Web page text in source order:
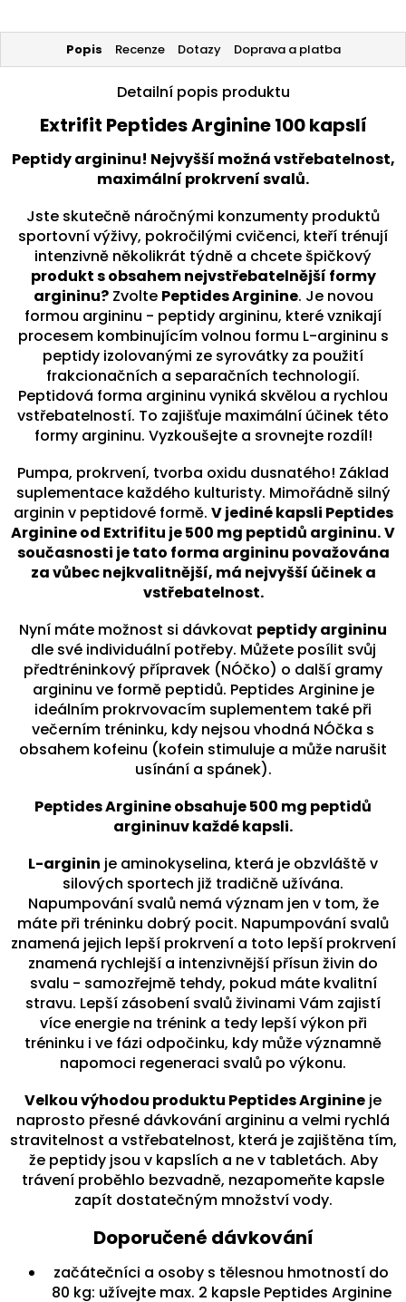
Popis Recenze Dotazy Doprava a platba
Detailní popis produktu
Extrifit Peptides Arginine 100 kapslí
Peptidy argininu! Nejvyšší možná vstřebatelnost,
maximální prokrvení svalů.
Jste skutečně náročnými konzumenty produktů
sportovní výživy, pokročilými cvičenci, kteří trénují
intenzivně několikrát týdně a chcete špičkový
produkt s obsahem nejvstřebatelnější formy
argininu?Zvolte Peptides Arginine. Je novou
formou argininu - peptidy argininu, které vznikají
procesem kombinujícím volnou formu L-argininu s
peptidy izolovanými ze syrovátky za použití
frakcionačních a separačních technologií.
Peptidová forma argininu vyniká skvělou a rychlou
vstřebatelností. To zajišťuje maximální účinek této
formy argininu. Vyzkoušejte a srovnejte rozdíl!
Pumpa, prokrvení, tvorba oxidu dusnatého! Základ
suplementace každého kulturisty. Mimořádně silný
arginin v peptidové formě. V jediné kapsli Peptides
Arginine od Extrifitu je 500 mg peptidů argininu.V
současnosti je tato forma argininu považována
za vůbec nejkvalitnější, má nejvyšší účinek a
vstřebatelnost.
Nyní máte možnost si dávkovat peptidy argininu
dle své individuální potřeby. Můžete posílit svůj
předtréninkový přípravek (NÓčko) o další gramy
argininu ve formě peptidů. Peptides Arginine je
ideálním prokrvovacím suplementem také při
večerním tréninku, kdy nejsou vhodná NÓčka s
obsahem kofeinu (kofein stimuluje a může narušit
usínání a spánek).
Peptides Arginine obsahuje 500 mg peptidů
argininuv každé kapsli.
L-arginin je aminokyselina, která je obzvláště v
silových sportech již tradičně užívána.
Napumpování svalů nemá význam jen v tom, že
máte při tréninku dobrý pocit. Napumpování svalů
znamená jejich lepší prokrvení a toto lepší prokrvení
znamená rychlejší a intenzivnější přísun živin do
svalu - samozřejmě tehdy, pokud máte kvalitní
stravu. Lepší zásobení svalů živinami Vám zajistí
více energie na trénink a tedy lepší výkon při
tréninku i ve fázi odpočinku, kdy může významně
napomoci regeneraci svalů po výkonu.
Velkou výhodou produktu Peptides Arginine je
naprosto přesné dávkování argininu a velmi rychlá
stravitelnost a vstřebatelnost, která je zajištěna tím,
že peptidy jsou v kapslích a ne v tabletách. Aby
trávení proběhlo bezvadně, nezapomeňte kapsle
zapít dostatečným množství vody.
Doporučené dávkování
začátečníci a osoby s tělesnou hmotností do
80 kg: užívejte max. 2 kapsle Peptides Arginine